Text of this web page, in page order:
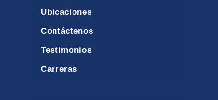
Ubicaciones
Contáctenos
Testimonios
Carreras